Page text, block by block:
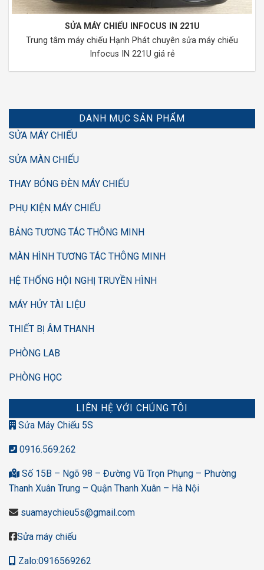
DANH MỤC SẢN PHẨM
SỬA MÁY CHIẾU
SỬA MÀN CHIẾU
THAY BÓNG ĐÈN MÁY CHIẾU
PHỤ KIỆN MÁY CHIẾU
BẢNG TƯƠNG TÁC THÔNG MINH
MÀN HÌNH TƯƠNG TÁC THÔNG MINH
HỆ THỐNG HỘI NGHỊ TRUYỀN HÌNH
MÁY HỦY TÀI LIỆU
THIẾT BỊ ÂM THANH
PHÒNG LAB
PHÒNG HỌC
LIÊN HỆ VỚI CHÚNG TÔI
Sửa Máy Chiếu 5S
0916.569.262
Số 15B – Ngõ 98 – Đường Vũ Trọn Phụng – Phường
Thanh Xuân Trung – Quận Thanh Xuân – Hà Nội
suamaychieu5s@gmail.com
Sửa máy chiếu
Zalo:0916569262
SỬA MÁY CHIẾU INFOCUS IN 221U
Trung tâm máy chiếu Hạnh Phát chuyên sửa máy chiếu
Infocus IN 221U giá rẻ